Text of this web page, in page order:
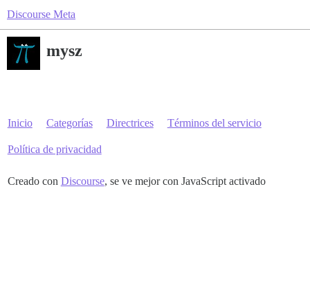
Discourse Meta
mysz
Inicio Categorías Directrices Términos del servicio
Política de privacidad
Creado con Discourse, se ve mejor con JavaScript activado